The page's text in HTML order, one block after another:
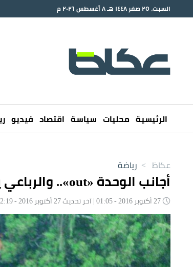
السبت، ٢٥ صفر ١٤٤٨ هـ ٨ أغسطس ٢٠٢٦ م
الرئيسية محليات سياسة اقتصاد فيديو
عكاظ > رياضة
أجانب الوحدة «out».. والرباعي ينتظر الـ«ok»